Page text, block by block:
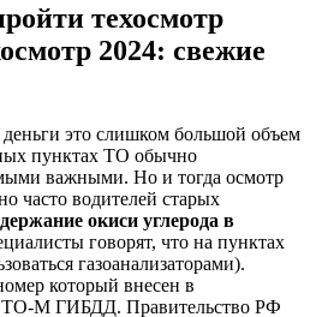
техосмотр
2024: свежие
деньги это слишком большой объем
пунктах ТО обычно
важными. Но и тогда осмотр
часто водителей старых
окиси углерода в
говорят, что на пунктах
газоанализаторами).
который внесен в
М ГИБДД. Правительство РФ